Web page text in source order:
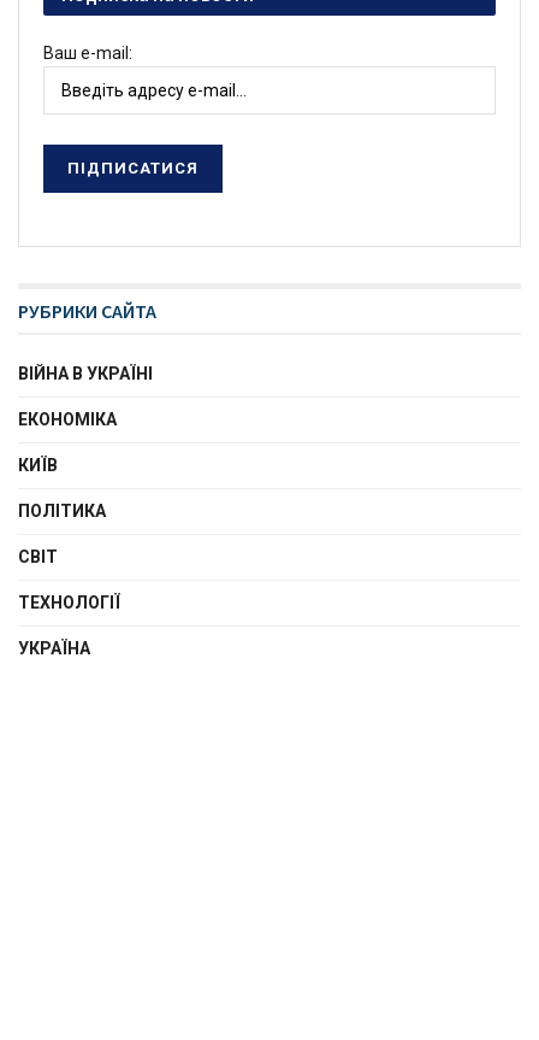
Ваш e-mail:
РУБРИКИ САЙТА
ВІЙНА В УКРАЇНІ
ЕКОНОМІКА
КИЇВ
ПОЛІТИКА
СВІТ
ТЕХНОЛОГІЇ
УКРАЇНА